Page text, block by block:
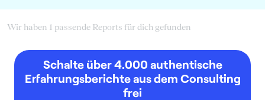
Wir haben 1 passende Reports für dich gefunden
Schalte über 4.000 authentische
Erfahrungsberichte aus dem Consulting
frei